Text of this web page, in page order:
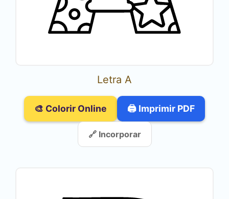
Letra A
🎨 Colorir Online 🖨️ Imprimir PDF
🔗 Incorporar